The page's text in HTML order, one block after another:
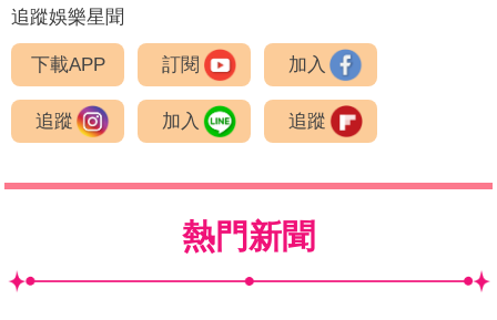
追蹤娛樂星聞
下載APP 訂閱 加入
追蹤 加入 追蹤
熱門新聞